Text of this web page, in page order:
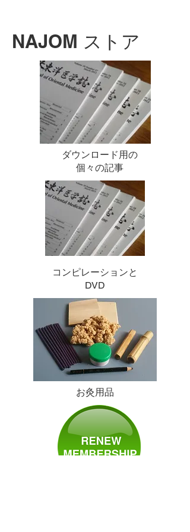
NAJOM ストア
ダウンロード用の
個々の記事
コンピレーションと
DVD
お灸用品